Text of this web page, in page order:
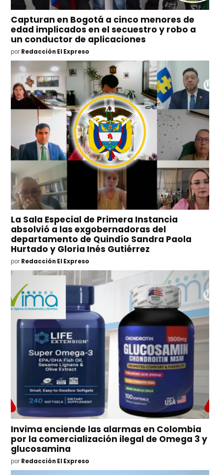
Capturan en Bogotá a cinco menores de
edad implicados en el secuestro y robo a
un conductor de aplicaciones
por Redacción El Expreso
La Sala Especial de Primera Instancia
absolvió a las exgobernadoras del
departamento de Quindío Sandra Paola
Hurtado y Gloria Inés Gutiérrez
por Redacción El Expreso
Invima enciende las alarmas en Colombia
por la comercialización ilegal de Omega 3 y
glucosamina
por Redacción El Expreso